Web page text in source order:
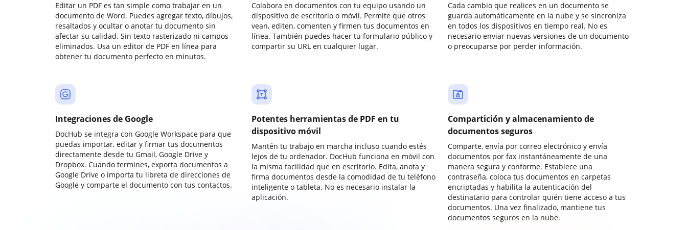
Editar un PDF es tan simple como trabajar en un
documento de Word. Puedes agregar texto, dibujos,
resaltados y ocultar o anotar tu documento sin
afectar su calidad. Sin texto rasterizado ni campos
eliminados. Usa un editor de PDF en línea para
obtener tu documento perfecto en minutos.
Colabora en documentos con tu equipo usando un
dispositivo de escritorio o móvil. Permite que otros
vean, editen, comenten y firmen tus documentos en
línea. También puedes hacer tu formulario público y
compartir su URL en cualquier lugar.
Cada cambio que realices en un documento se
guarda automáticamente en la nube y se sincroniza
en todos los dispositivos en tiempo real. No es
necesario enviar nuevas versiones de un documento
o preocuparse por perder información.
Integraciones de Google
DocHub se integra con Google Workspace para que
puedas importar, editar y firmar tus documentos
directamente desde tu Gmail, Google Drive y
Dropbox. Cuando termines, exporta documentos a
Google Drive o importa tu libreta de direcciones de
Google y comparte el documento con tus contactos.
Potentes herramientas de PDF en tu
dispositivo móvil
Mantén tu trabajo en marcha incluso cuando estés
lejos de tu ordenador. DocHub funciona en móvil con
la misma facilidad que en escritorio. Edita, anota y
firma documentos desde la comodidad de tu teléfono
inteligente o tableta. No es necesario instalar la
aplicación.
Compartición y almacenamiento de
documentos seguros
Comparte, envía por correo electrónico y envía
documentos por fax instantáneamente de una
manera segura y conforme. Establece una
contraseña, coloca tus documentos en carpetas
encriptadas y habilita la autenticación del
destinatario para controlar quién tiene acceso a tus
documentos. Una vez finalizado, mantiene tus
documentos seguros en la nube.